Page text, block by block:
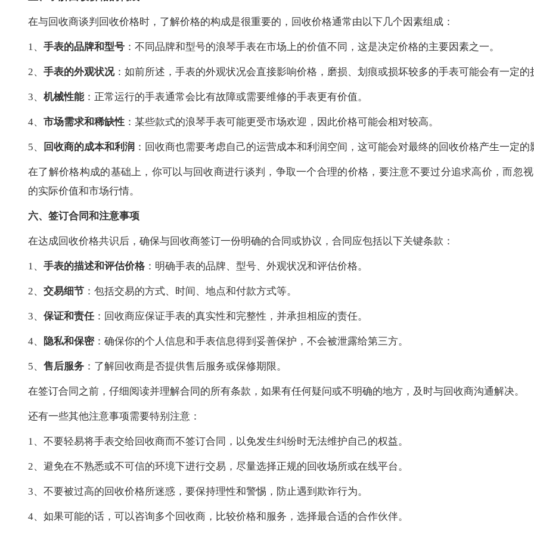
在与回收商谈判回收价格时，了解价格的构成是很重要的，回收价格通常由以下几个因素组成：
1、 手表的品牌和型号 ：不同品牌和型号的浪琴手表在市场上的价值不同，这是决定价格的主要因素之一。
2、 手表的外观状况：如前所述，手表的外观状况会直接影响价格，磨损、划痕或损坏较多的手表可能会有一定的
3、 机械性能：正常运行的手表通常会比有故障或需要维修的手表更有价值。
4、 市场需求和稀缺性 ：某些款式的浪琴手表可能更受市场欢迎，因此价格可能会相对较高。
5、 回收商的成本和利润 ：回收商也需要考虑自己的运营成本和利润空间，这可能会对最终的回收价格产生一定的
在了解价格构成的基础上，你可以与回收商进行谈判，争取一个合理的价格，要注意不要过分追求高价，而忽
的实际价值和市场行情。
六、签订合同和注意事项
在达成回收价格共识后，确保与回收商签订一份明确的合同或协议，合同应包括以下关键条款：
1、 手表的描述和评估价格 ：明确手表的品牌、型号、外观状况和评估价格。
2、 交易细节 ：包括交易的方式、时间、地点和付款方式等。
3、 保证和责任：回收商应保证手表的真实性和完整性，并承担相应的责任。
4、 隐私和保密：确保你的个人信息和手表信息得到妥善保护，不会被泄露给第三方。
5、 售后服务 ：了解回收商是否提供售后服务或保修期限。
在签订合同之前，仔细阅读并理解合同的所有条款，如果有任何疑问或不明确的地方，及时与回收商沟通解决。
还有一些其他注意事项需要特别注意：
1、不要轻易将手表交给回收商而不签订合同，以免发生纠纷时无法维护自己的权益。
2、避免在不熟悉或不可信的环境下进行交易，尽量选择正规的回收场所或在线平台。
3、不要被过高的回收价格所迷惑，要保持理性和警惕，防止遇到欺诈行为。
4、如果可能的话，可以咨询多个回收商，比较价格和服务，选择最合适的合作伙伴。